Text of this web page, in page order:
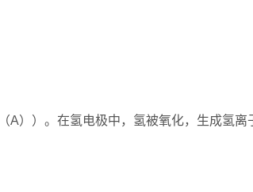
A））。在氢电极中，氢被氧化，生成氢离